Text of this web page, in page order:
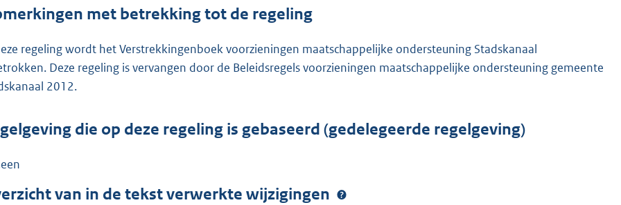
met betrekking tot de regeling
regeling wordt het Verstrekkingenboek voorzieningen maatschappelijke ondersteuning Stadskanaal
Deze regeling is vervangen door de Beleidsregels voorzieningen maatschappelijke ondersteuning gemeente
2012.
die op deze regeling is gebaseerd (gedelegeerde regelgeving)
van in de tekst verwerkte wijzigingen